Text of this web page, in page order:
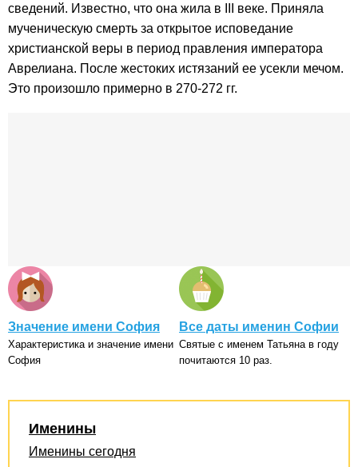
сведений. Известно, что она жила в III веке. Приняла
мученическую смерть за открытое исповедание
христианской веры в период правления императора
Аврелиана. После жестоких истязаний ее усекли мечом.
Это произошло примерно в 270-272 гг.
Значение имени София
Характеристика и значение имени
София
Все даты именин Софии
Святые с именем Татьяна в году
почитаются 10 раз.
Именины
Именины сегодня